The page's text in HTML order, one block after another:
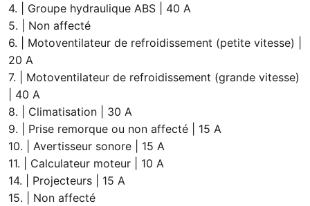
4. | Groupe hydraulique ABS | 40 A
5. | Non affecté
6. | Motoventilateur de refroidissement (petite vitesse) |
20 A
7. | Motoventilateur de refroidissement (grande vitesse)
| 40 A
8. | Climatisation | 30 A
9. | Prise remorque ou non affecté | 15 A
10. | Avertisseur sonore | 15 A
11. | Calculateur moteur | 10 A
14. | Projecteurs | 15 A
15. | Non affecté